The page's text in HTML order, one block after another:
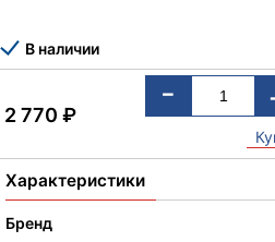
В наличии
2 770₽
-
Характеристики
Бренд